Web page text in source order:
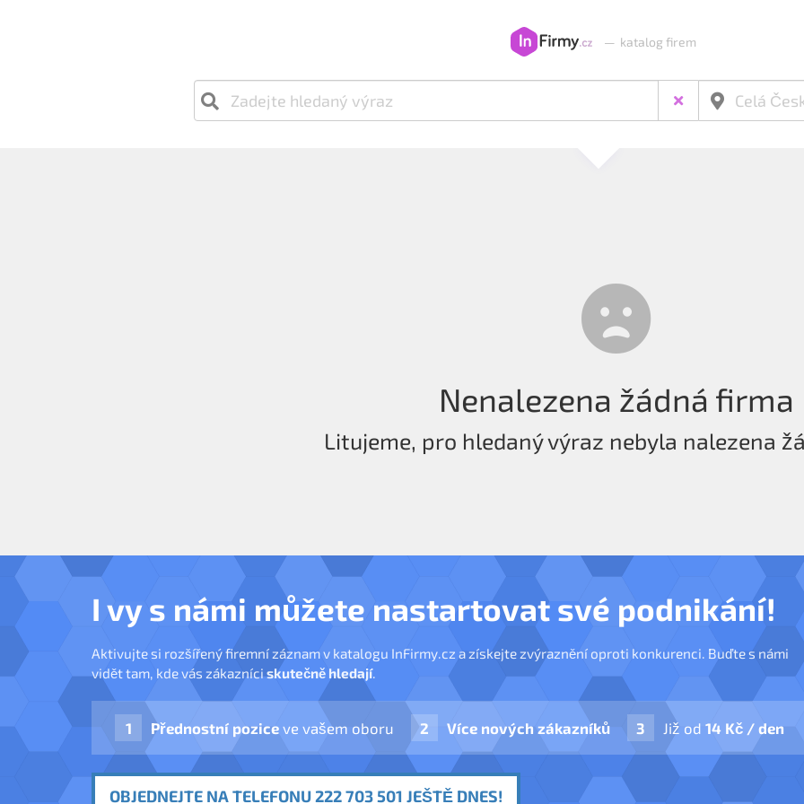
— katalog firem
Nenalezena žádná firma
Litujeme, pro hledaný výraz nebyla nalezena
I vy s námi můžete nastartovat své podnikání!
Aktivujte si rozšířený firemní záznam v katalogu InFirmy.cz a získejte zvýraznění oproti konkurenci. Buďte s námi
vidět tam, kde vás zákazníciskutečně hledají.
Přednostní pozice ve vašem oboru Více nových zákazníků Již od 14 Kč / den
OBJEDNEJTE NA TELEFONU 222 703 501 JEŠTĚ DNES!